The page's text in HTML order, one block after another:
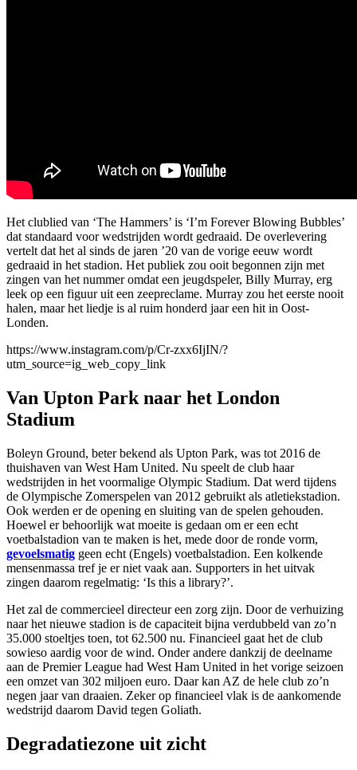
Het clublied van ‘The Hammers’ is ‘I’m Forever Blowing Bubbles’
dat standaard voor wedstrijden wordt gedraaid. De overlevering
vertelt dat het al sinds de jaren ’20 van de vorige eeuw wordt
gedraaid in het stadion. Het publiek zou ooit begonnen zijn met
zingen van het nummer omdat een jeugdspeler, Billy Murray, erg
leek op een figuur uit een zeepreclame. Murray zou het eerste nooit
halen, maar het liedje is al ruim honderd jaar een hit in Oost-
Londen.
https://www.instagram.com/p/Cr-zxx6IjIN/?
utm_source=ig_web_copy_link
Van Upton Park naar het London
Stadium
Boleyn Ground, beter bekend als Upton Park, was tot 2016 de
thuishaven van West Ham United. Nu speelt de club haar
wedstrijden in het voormalige Olympic Stadium. Dat werd tijdens
de Olympische Zomerspelen van 2012 gebruikt als atletiekstadion.
Ook werden er de opening en sluiting van de spelen gehouden.
Hoewel er behoorlijk wat moeite is gedaan om er een echt
voetbalstadion van te maken is het, mede door de ronde vorm,
gevoelsmatig geen echt (Engels) voetbalstadion. Een kolkende
mensenmassa tref je er niet vaak aan. Supporters in het uitvak
zingen daarom regelmatig: ‘Is this a library?’.
Het zal de commercieel directeur een zorg zijn. Door de verhuizing
naar het nieuwe stadion is de capaciteit bijna verdubbeld van zo’n
35.000 stoeltjes toen, tot 62.500 nu. Financieel gaat het de club
sowieso aardig voor de wind. Onder andere dankzij de deelname
aan de Premier League had West Ham United in het vorige seizoen
een omzet van 302 miljoen euro. Daar kan AZ de hele club zo’n
negen jaar van draaien. Zeker op financieel vlak is de aankomende
wedstrijd daarom David tegen Goliath.
Degradatiezone uit zicht